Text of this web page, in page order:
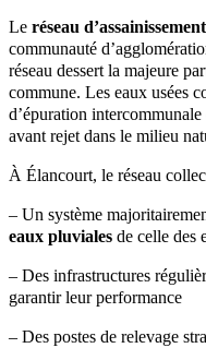
Le réseau
communauté
réseau dessert la majeure
commune. Les eaux usées
d’épuration
avant rejet dans le milieu
À Élancourt, le réseau
– Un système
eaux pluviales de celle des
– Des infrastructures
garantir leur performance
– Des postes de relevage